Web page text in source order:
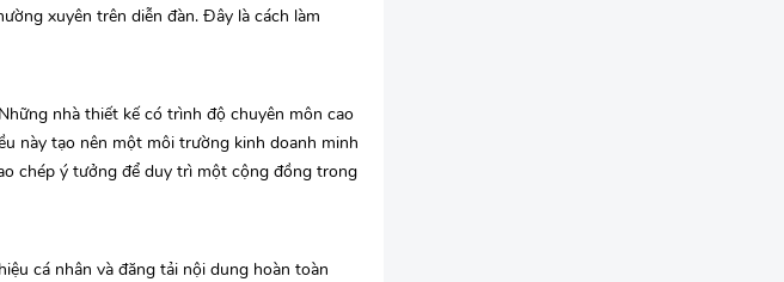
xuyên trên diễn đàn. Đây là cách làm
nhà thiết kế có trình độ chuyên môn cao
này tạo nên một môi trường kinh doanh minh
chép ý tưởng để duy trì một cộng đồng trong
cá nhân và đăng tải nội dung hoàn toàn